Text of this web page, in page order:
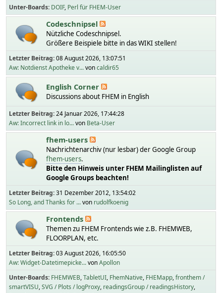
Unter-Boards DOIF Perl für FHEM-User
Codeschnipsel
Nützliche Codeschnipsel.
Größere Beispiele bitte in das WIKI stellen!
Letzter Beitrag:08 August 2026, 13:07:51
Aw: Notdienst Apotheke v...voncaldir65
English Corner
Discussions about FHEM in English
Letzter Beitrag:24 Januar 2026, 17:44:28
Aw: Incorrect link in lo...von Beta-User
fhem-users
Nachrichtenarchiv (nur lesbar) der Google Group
fhem-users.
Bitte den Hinweis unter FHEM Mailinglisten auf
Google Groups beachten!
Letzter Beitrag:31 Dezember 2012, 13:54:02
So Long, and Thanks for ...von rudolfkoenig
Frontends
Themen zu FHEM Frontends wie z.B. FHEMWEB,
FLOORPLAN, etc.
Letzter Beitrag:03 August 2026, 16:05:50
Aw: Widget-Datetimepicke...vonApollon
Unter-Boards FHEMWEB TabletUI FhemNative FHEMapp fronthem /
smartVISU SVG / Plots / logProxy readingsGroup / readingsHistory